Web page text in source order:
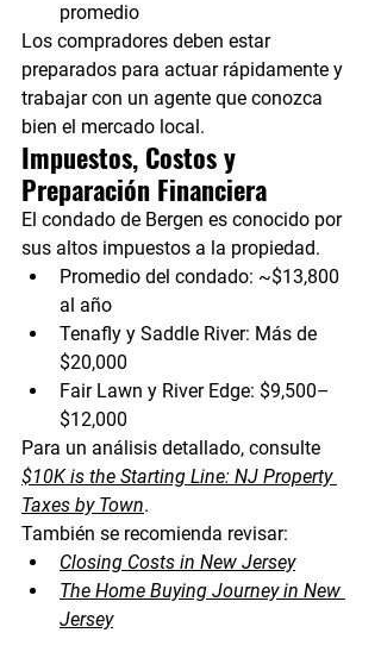
promedio
Los compradores deben estar
preparados para actuar rápidamente y
trabajar con un agente que conozca
bien el mercado local.
Impuestos, Costos y
Preparación Financiera
El condado de Bergen es conocido por
sus altos impuestos a la propiedad.
Promedio del condado: ~$13,800
al año
Tenafly y Saddle River: Más de
$20,000
Fair Lawn y River Edge: $9,500–
$12,000
Para un análisis detallado, consulte
$10K is the Starting Line: NJ Property
Taxes by Town.
También se recomienda revisar:
Closing Costs in New Jersey
The Home Buying Journey in New
Jersey